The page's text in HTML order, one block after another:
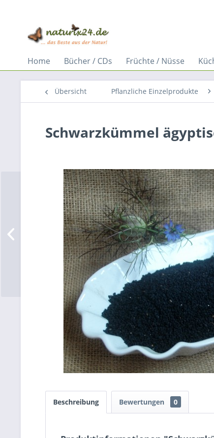
Home Bücher / CDs Früchte / Nüsse
Übersicht Pflanzliche Einzelprodukte
Schwarzkümmel
Beschreibung Bewertungen 0